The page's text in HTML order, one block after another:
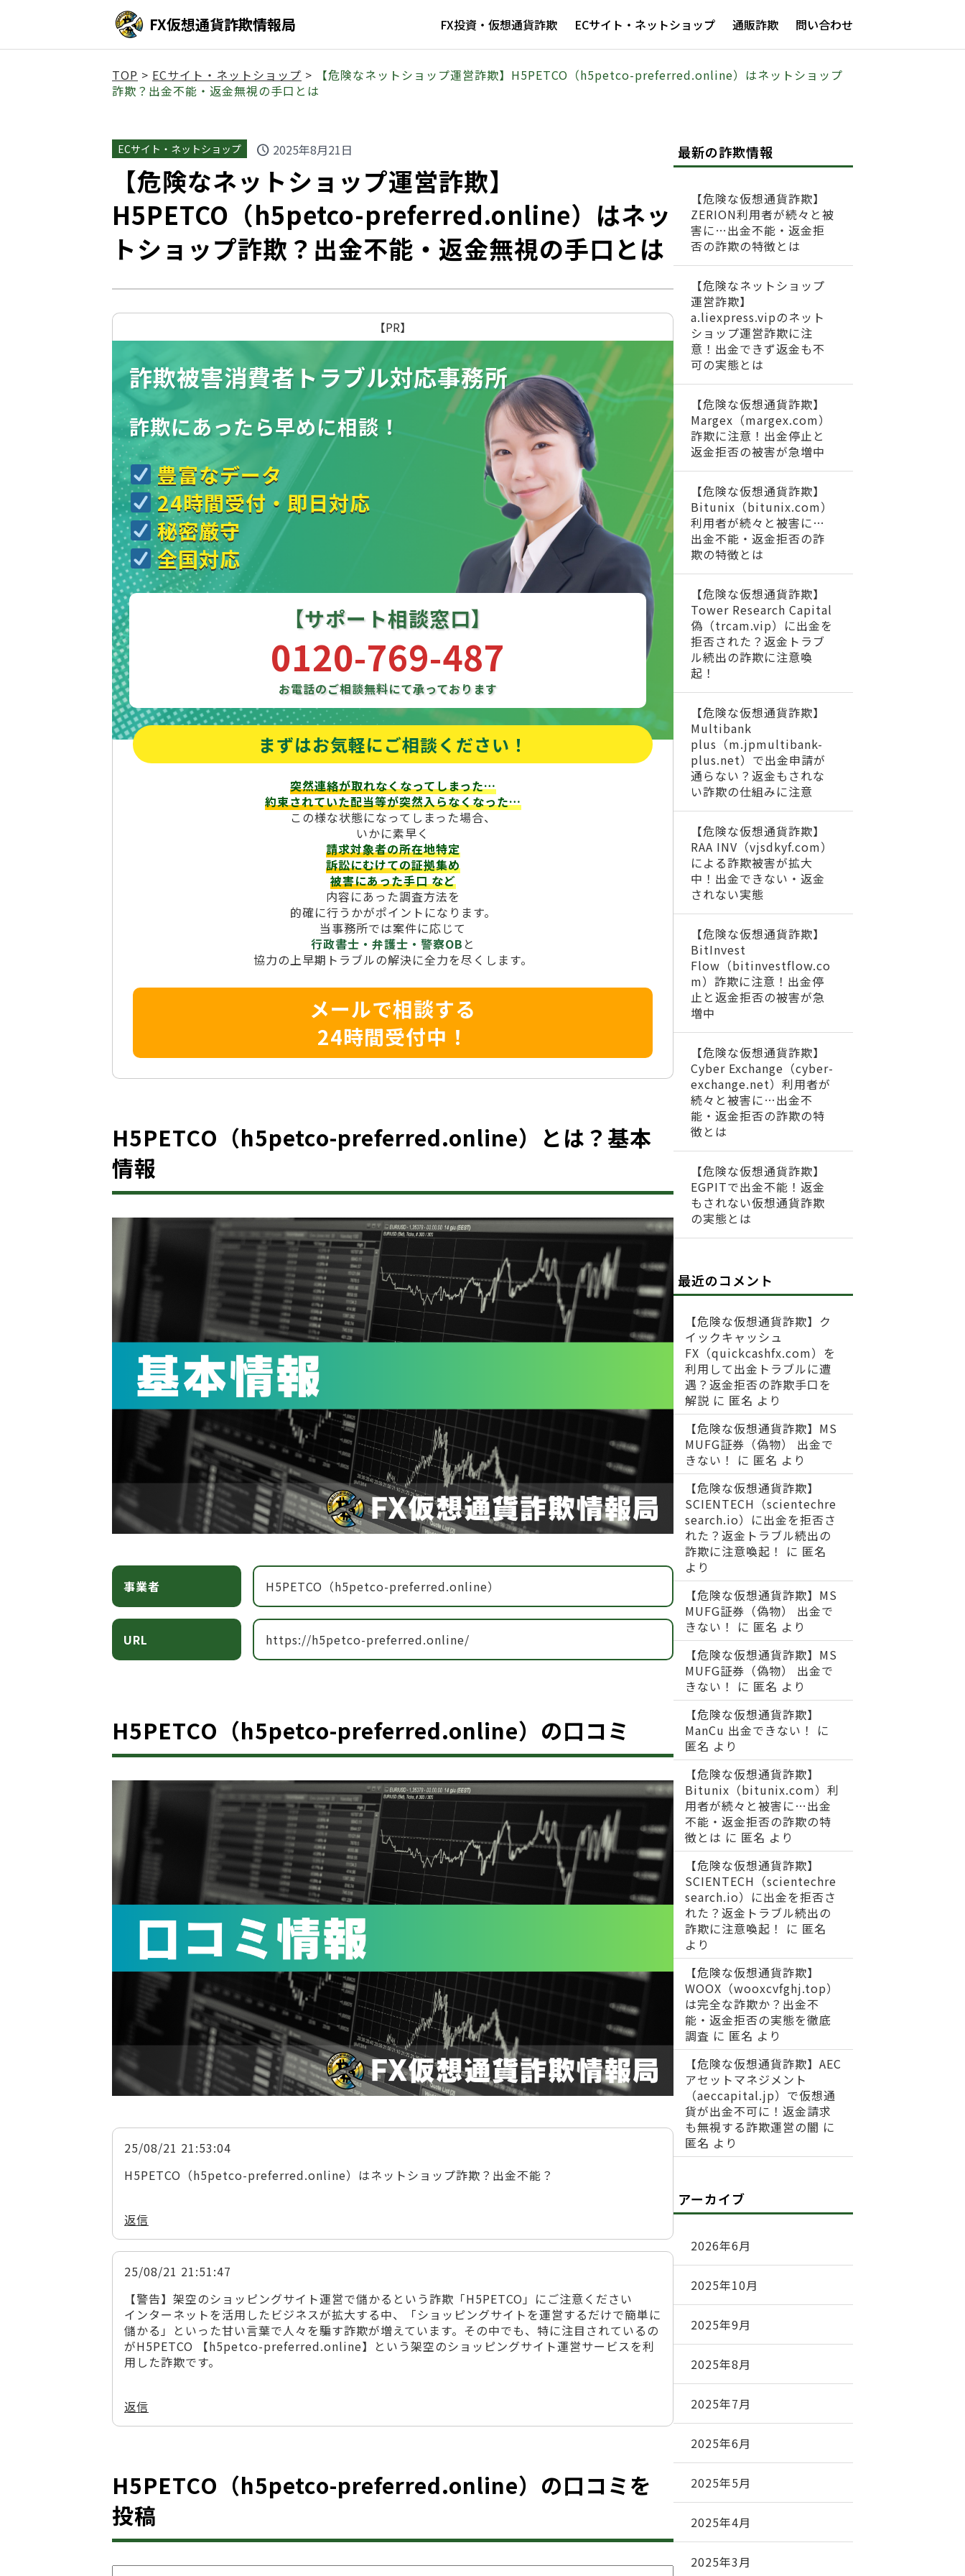
FX仮想通貨詐欺情報局 FX投資・仮想通貨詐欺 ECサイト・ネットショップ 通販詐欺 問い合わせ
TOP > ECサイト・ネットショップ >
【危険なネットショップ運営詐欺】H5PETCO（h5petco-preferred.online）はネットショップ
詐欺？出金不能・返金無視の手口とは
ECサイト・ネットショップ schedule 2025年8月21日
【危険なネットショップ運営詐欺】
H5PETCO（h5petco-preferred.online）はネッ
トショップ詐欺？出金不能・返金無視の手口とは
【PR】
詐欺被害消費者トラブル対応事務所
詐欺にあったら早めに相談！
豊富なデータ
24時間受付・即日対応
秘密厳守
全国対応
【サポート相談窓口】
0120-769-487
お電話のご相談無料にて承っております
まずはお気軽にご相談ください！
突然連絡が取れなくなってしまった…
約束されていた配当等が突然入らなくなった…
この様な状態になってしまった場合、
いかに素早く
請求対象者の所在地特定
訴訟にむけての証拠集め
被害にあった手口など
内容にあった調査方法を
的確に行うかがポイントになります。
当事務所では案件に応じて
行政書士・弁護士・警察OB と
協力の上早期トラブルの解決に全力を尽くします。
メールで相談する
24時間受付中！
H5PETCO（h5petco-preferred.online）とは？基本
情報
事業者 H5PETCO（h5petco-preferred.online）
URL https://h5petco-preferred.online/
H5PETCO（h5petco-preferred.online）の口コミ
25/08/21 21:53:04
H5PETCO（h5petco-preferred.online）はネットショップ詐欺？出金不能？
返信
25/08/21 21:51:47
【警告】架空のショッピングサイト運営で儲かるという詐欺「H5PETCO」にご注意ください
インターネットを活用したビジネスが拡大する中、「ショッピングサイトを運営するだけで簡単に
儲かる」といった甘い言葉で人々を騙す詐欺が増えています。その中でも、特に注目されているの
がH5PETCO 【h5petco-preferred.online】という架空のショッピングサイト運営サービスを利
用した詐欺です。
返信
H5PETCO（h5petco-preferred.online）の口コミを
投稿
最新の詐欺情報
【危険な仮想通貨詐欺】
ZERION利用者が続々と被
害に…出金不能・返金拒
否の詐欺の特徴とは
【危険なネットショップ
運営詐欺】
a.liexpress.vipのネット
ショップ運営詐欺に注
意！出金できず返金も不
可の実態とは
【危険な仮想通貨詐欺】
Margex（margex.com）
詐欺に注意！出金停止と
返金拒否の被害が急増中
【危険な仮想通貨詐欺】
Bitunix（bitunix.com）
利用者が続々と被害に…
出金不能・返金拒否の詐
欺の特徴とは
【危険な仮想通貨詐欺】
Tower Research Capital
偽（trcam.vip）に出金を
拒否された？返金トラブ
ル続出の詐欺に注意喚
起！
【危険な仮想通貨詐欺】
Multibank
plus（m.jpmultibank-
plus.net）で出金申請が
通らない？返金もされな
い詐欺の仕組みに注意
【危険な仮想通貨詐欺】
RAA INV（vjsdkyf.com）
による詐欺被害が拡大
中！出金できない・返金
されない実態
【危険な仮想通貨詐欺】
BitInvest
Flow（bitinvestflow.co
m）詐欺に注意！出金停
止と返金拒否の被害が急
増中
【危険な仮想通貨詐欺】
Cyber Exchange（cyber-
exchange.net）利用者が
続々と被害に…出金不
能・返金拒否の詐欺の特
徴とは
【危険な仮想通貨詐欺】
EGPITで出金不能！返金
もされない仮想通貨詐欺
の実態とは
最近のコメント
【危険な仮想通貨詐欺】ク
イックキャッシュ
FX（quickcashfx.com）を
利用して出金トラブルに遭
遇？返金拒否の詐欺手口を
解説 に 匿名 より
【危険な仮想通貨詐欺】MS
MUFG証券（偽物） 出金で
きない！
に 匿名 より
【危険な仮想通貨詐欺】
SCIENTECH（scientechre
search.io）に出金を拒否さ
れた？返金トラブル続出の
詐欺に注意喚起！
に 匿名
より
【危険な仮想通貨詐欺】MS
MUFG証券（偽物） 出金で
きない！
に 匿名 より
【危険な仮想通貨詐欺】MS
MUFG証券（偽物） 出金で
きない！
に 匿名 より
【危険な仮想通貨詐欺】
ManCu 出金できない！
に
匿名 より
【危険な仮想通貨詐欺】
Bitunix（bitunix.com）利
用者が続々と被害に…出金
不能・返金拒否の詐欺の特
徴とは に 匿名 より
【危険な仮想通貨詐欺】
SCIENTECH（scientechre
search.io）に出金を拒否さ
れた？返金トラブル続出の
詐欺に注意喚起！
に 匿名
より
【危険な仮想通貨詐欺】
WOOX（wooxcvfghj.top）
は完全な詐欺か？出金不
能・返金拒否の実態を徹底
調査 に 匿名 より
【危険な仮想通貨詐欺】AEC
アセットマネジメント
（aeccapital.jp）で仮想通
貨が出金不可に！返金請求
も無視する詐欺運営の闇 に
匿名 より
アーカイブ
2026年6月
2025年10月
2025年9月
2025年8月
2025年7月
2025年6月
2025年5月
2025年4月
2025年3月